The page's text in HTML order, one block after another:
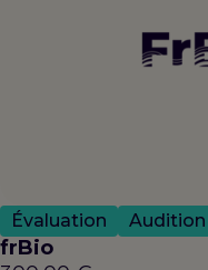
Évaluation Audition
frBio